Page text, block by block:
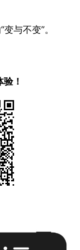
与不变”。
！